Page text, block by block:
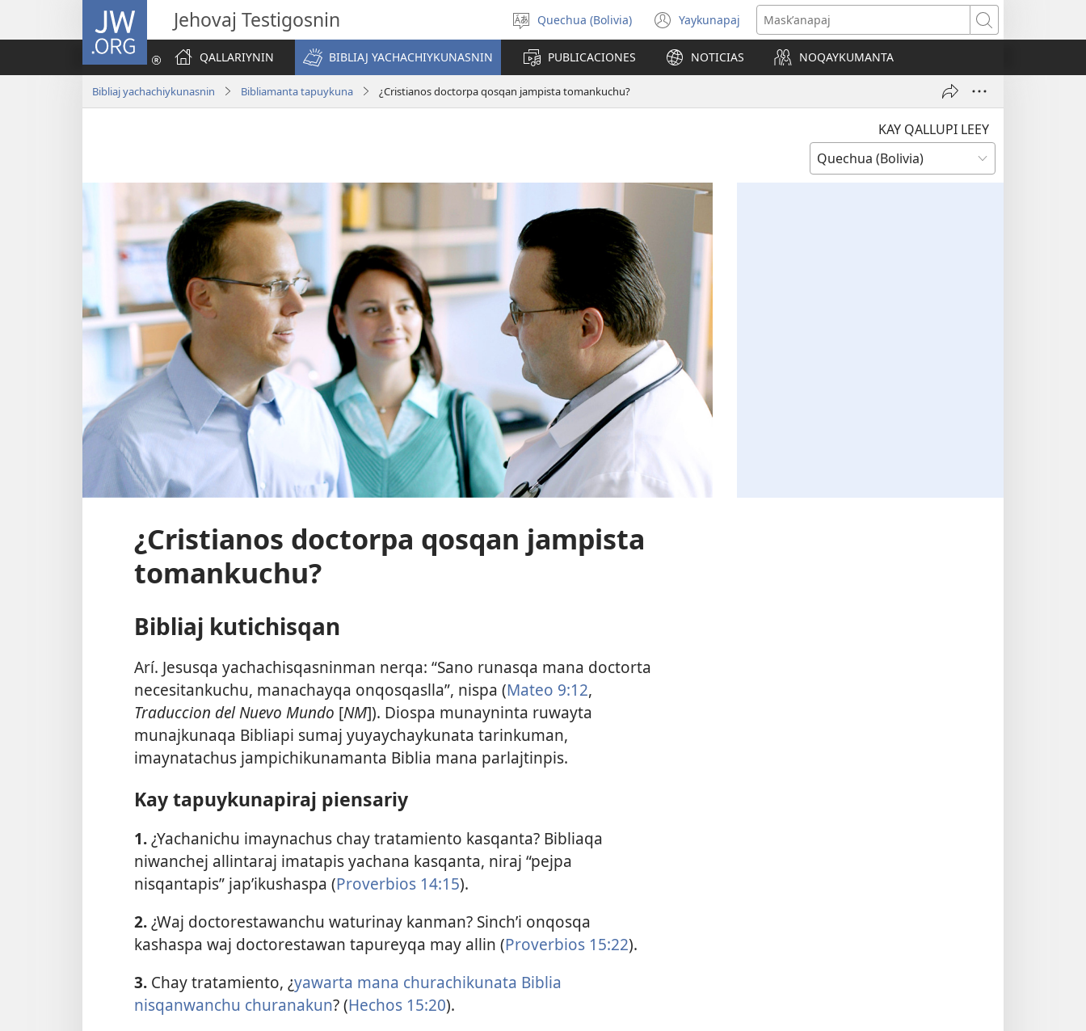
JW.ORG Jehovaj Testigosnin
Select
language
Quechua (Bolivia) Yaykunapaj
(opens
new
window)
Maskʼanapaj
QALLARIYNIN
BIBLIAJ YACHACHIYKUNASNIN PUBLICACIONES NOTICIAS NOQAYKUMANTA
Bibliaj yachachiykunasnin Bibliamanta tapuykuna ¿Cristianos doctorpa qosqan jampista tomankuchu?
KAY QALLUPI LEEY
¿Cristianos doctorpa qosqan jampista
tomankuchu?
Bibliaj kutichisqan
Arí. Jesusqa yachachisqasninman nerqa: “Sano runasqa mana doctorta
necesitankuchu, manachayqa onqosqaslla”, nispa (Mateo 9:12,
Traduccion del Nuevo Mundo [NM]). Diospa munayninta ruwayta
munajkunaqa Bibliapi sumaj yuyaychaykunata tarinkuman,
imaynatachus jampichikunamanta Biblia mana parlajtinpis.
Kay tapuykunapiraj piensariy
1.¿Yachanichu imaynachus chay tratamiento kasqanta? Bibliaqa
niwanchej allintaraj imatapis yachana kasqanta, niraj “pejpa
nisqantapis” japʼikushaspa (Proverbios 14:15).
2.¿Waj doctorestawanchu waturinay kanman? Sinchʼi onqosqa
kashaspa waj doctorestawan tapureyqa may allin (Proverbios 15:22).
3. Chay tratamiento, ¿yawarta mana churachikunata Biblia
nisqanwanchu churanakun? (Hechos 15:20).